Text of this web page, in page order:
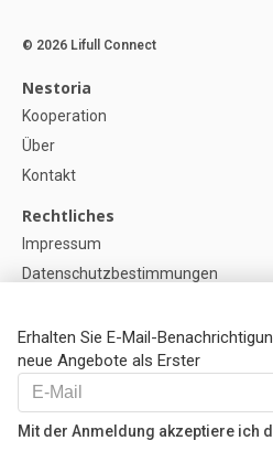
Erhalten Sie E-Mail-
neue Angebote als Erster
Mit der Anmeldung akzeptiere ich
© 2026 Lifull Connect
Nestoria
Kooperation
Über
Kontakt
Rechtliches
Impressum
Datenschutzbestimmungen
Cookie-Einstellunge
Hilfe
FAQ
Unsere Partner